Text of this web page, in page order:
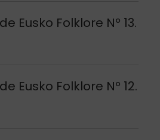
Eusko Folklore Nº 13.
Eusko Folklore Nº 12.